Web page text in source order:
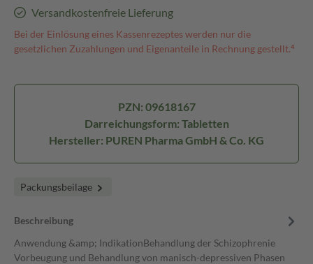
Versandkostenfreie Lieferung
Bei der Einlösung eines Kassenrezeptes werden nur die
gesetzlichen Zuzahlungen und Eigenanteile in Rechnung gestellt.⁴
PZN: 09618167
Darreichungsform: Tabletten
Hersteller: PUREN Pharma GmbH & Co. KG
Packungsbeilage
Beschreibung
Anwendung &amp; IndikationBehandlung der Schizophrenie
Vorbeugung und Behandlung von manisch-depressiven Phasen